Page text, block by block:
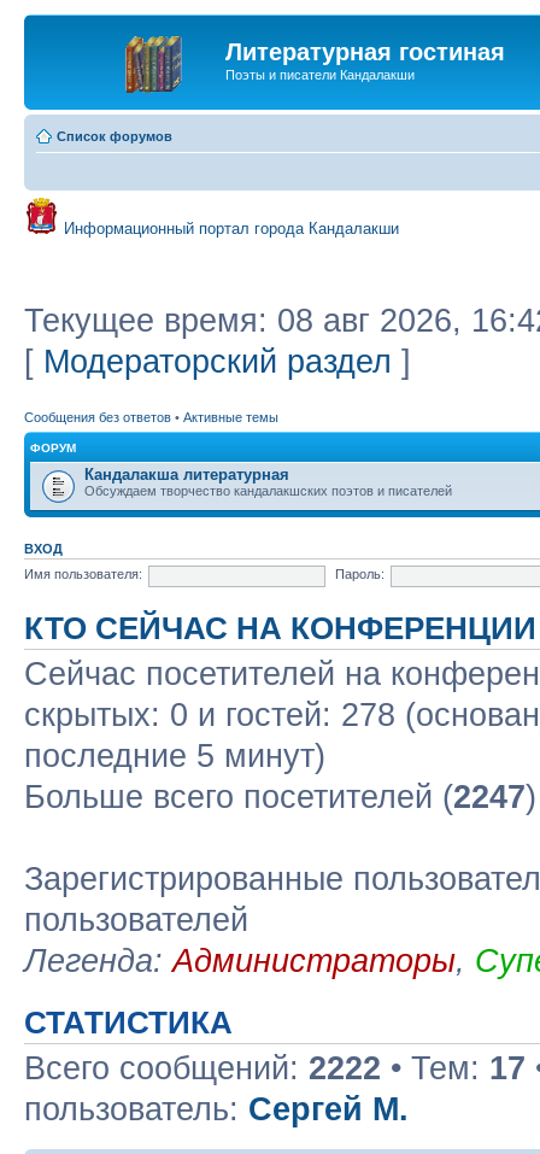
Литературная гостиная
Поэты и писатели Кандалакши
Список форумов
Информационный портал города Кандалакши
Текущее время: 08 авг 2026,
[ Модераторский раздел ]
Сообщения без ответов • Активные темы
ФОРУМ
Кандалакша литературная
Обсуждаем творчество кандалакшских поэтов и писателей
ВХОД
Имя пользователя:
Пароль:
КТО СЕЙЧАС НА КОНФЕРЕНЦИИ
Сейчас посетителей на
скрытых: 0 и гостей: 278
последние 5 минут)
Больше всего посетителей (2247
Зарегистрированные
пользователей
Легенда:Администраторы,
СТАТИСТИКА
Всего сообщений: 2222 • Тем: 17
пользователь: Сергей М.